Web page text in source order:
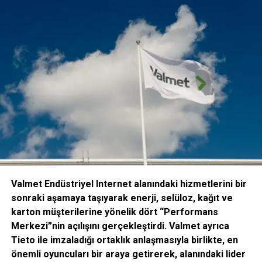
yetkililerin ilgisinin daha da artması, IDEF’21’in oldukça
verimli geçeceğini ve hedeflerine ulaşacağını şimdiden
haber veriyor. 2019 yılında olduğu gibi heyetler, katılımcılar
ve ülkemiz savunma sanayisi tedarikinden sorumlu
makamlar arasında randevulu görüşmeler planlanıyor.
Söylenenlerin aksine IDEF
Valmet Endüstriyel Internet alanındaki hizmetlerini bir
sonraki aşamaya taşıyarak enerji, selüloz, kağıt ve
karton müşterilerine yönelik dört “Performans
Merkezi”nin açılışını gerçekleştirdi. Valmet ayrıca
Tieto ile imzaladığı ortaklık anlaşmasıyla birlikte, en
önemli oyuncuları bir araya getirerek, alanındaki lider